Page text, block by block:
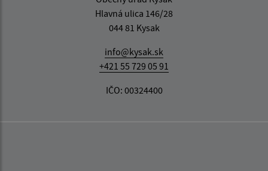
Hlavná ulica 146/28
044 81 Kysak
info@kysak.sk
+421 55 729 05 91
IČO: 00324400